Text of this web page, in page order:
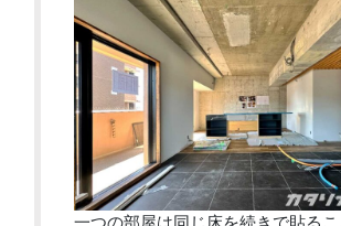
一つの部屋は同じ床を続きで貼る